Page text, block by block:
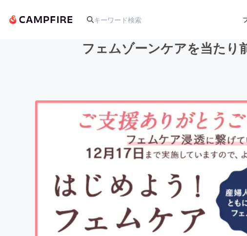
アート・写真 音楽
テクノロジー・ガジェット ゲー
映像・映画 書籍
チャ
まちづくり・地域活性化
フェムゾーンケアを当たり